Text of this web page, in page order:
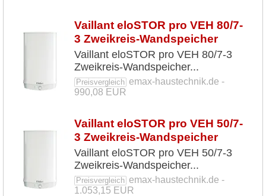
Vaillant eloSTOR pro VEH 80/7-
3 Zweikreis-Wandspeicher
Vaillant eloSTOR pro VEH 80/7-3
Zweikreis-Wandspeicher...
Preisvergleich emax-haustechnik.de -
990,08 EUR
Vaillant eloSTOR pro VEH 50/7-
3 Zweikreis-Wandspeicher
Vaillant eloSTOR pro VEH 50/7-3
Zweikreis-Wandspeicher...
Preisvergleich emax-haustechnik.de -
1.053,15 EUR